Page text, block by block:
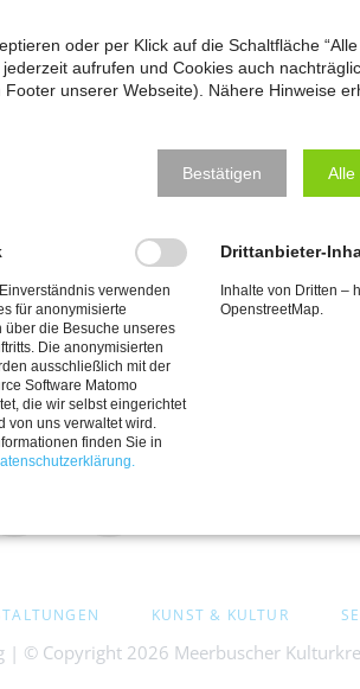
Datenschutzerklärung
der Seidenkultur
Städtchen Krefeld nieder.
die der Stadt Krefeld
besaß die Familie über
Auf diesen für unsere Region
Cookie
KUNST & KULTUR
| © Copyright 2026 Meerbuscher
oder per Klick auf die Schaltfläche
aufrufen und Cookies auch
unserer Webseite). Nähere Hinweise
Bestätigen Alle
verwenden
für anonymisierte
über die Besuche unseres
Die anonymisierten
ausschließlich mit der
Software Matomo
die wir selbst eingerichtet
von uns verwaltet wird.
finden Sie in
Drittanbieter-
Inhalte von Dritten –
OpenstreetMap.